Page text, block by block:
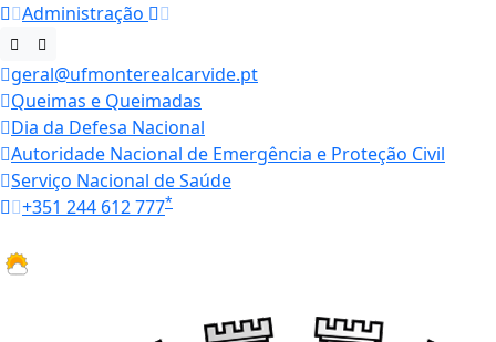
Administração
geral@ufmonterealcarvide.pt
Queimas e Queimadas
Dia da Defesa Nacional
Autoridade Nacional de Emergência e Proteção Civil
Serviço Nacional de Saúde
+351 244 612 777*